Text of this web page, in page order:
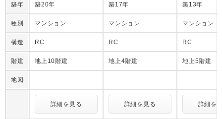
築年 築20年 築17年 築13年
種別 マンション マンション マンション
構造 RC RC RC
階建 地上10階建 地上4階建 地上5階建
地図
詳細を見る 詳細を見る 詳細を